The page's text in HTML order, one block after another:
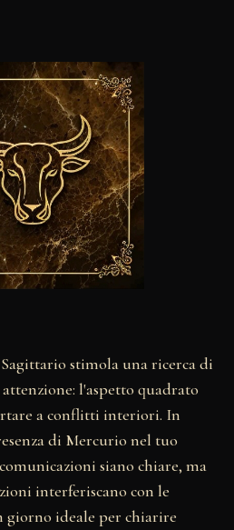
stimola una ricerca di
l'aspetto quadrato
a conflitti interiori. In
di Mercurio nel tuo
siano chiare, ma
interferiscano con le
giorno ideale per chiarire